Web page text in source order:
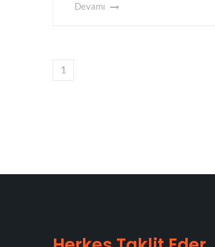
Devamı
1